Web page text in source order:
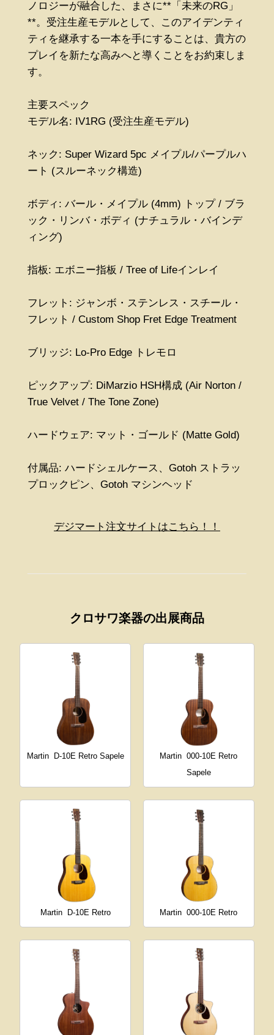
ノロジーが融合した、まさに**「未来のRG」
**。受注生産モデルとして、このアイデンティ
ティを継承する一本を手にすることは、貴方の
プレイを新たな高みへと導くことをお約束しま
す。
主要スペック
モデル名: IV1RG (受注生産モデル)
ネック: Super Wizard 5pc メイプル/パープルハ
ート (スルーネック構造)
ボディ: バール・メイプル (4mm) トップ / ブラ
ック・リンバ・ボディ (ナチュラル・バインデ
ィング)
指板: エボニー指板 / Tree of Lifeインレイ
フレット: ジャンボ・ステンレス・スチール・
フレット / Custom Shop Fret Edge Treatment
ブリッジ: Lo-Pro Edge トレモロ
ピックアップ: DiMarzio HSH構成 (Air Norton /
True Velvet / The Tone Zone)
ハードウェア: マット・ゴールド (Matte Gold)
付属品: ハードシェルケース、Gotoh ストラッ
プロックピン、Gotoh マシンヘッド
デジマート注文サイトはこちら！！
クロサワ楽器の出展商品
Martin D-10E Retro Sapele Martin 000-10E Retro
Sapele
Martin D-10E Retro Martin 000-10E Retro